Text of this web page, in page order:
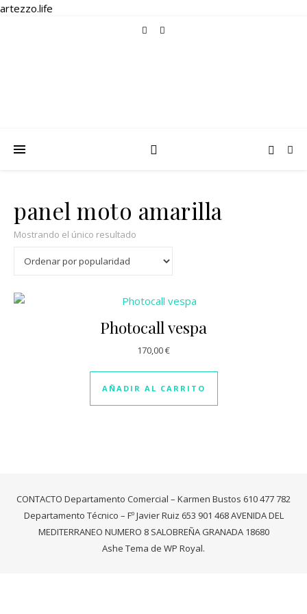
artezzo.life
panel moto amarilla
Mostrando el único resultado
Photocall vespa
170,00€
AÑADIR AL CARRITO
CONTACTO Departamento Comercial – Karmen Bustos 610 477 782
Departamento Técnico – Fº Javier Ruiz 653 901 468 AVENIDA DEL
MEDITERRANEO NUMERO 8 SALOBREÑA GRANADA 18680
Ashe Tema de WP Royal.